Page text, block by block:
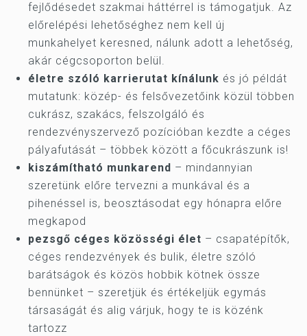
fejlődésedet szakmai háttérrel is támogatjuk. Az
előrelépési lehetőséghez nem kell új
munkahelyet keresned, nálunk adott a lehetőség,
akár cégcsoporton belül.
életre szóló karrierutat kínálunk és jó példát
mutatunk: közép- és felsővezetőink közül többen
cukrász, szakács, felszolgáló és
rendezvényszervező pozícióban kezdte a céges
pályafutását – többek között a főcukrászunk is!
kiszámítható munkarend – mindannyian
szeretünk előre tervezni a munkával és a
pihenéssel is, beosztásodat egy hónapra előre
megkapod
pezsgő céges közösségi élet – csapatépítők,
céges rendezvények és bulik, életre szóló
barátságok és közös hobbik kötnek össze
bennünket – szeretjük és értékeljük egymás
társaságát és alig várjuk, hogy te is közénk
tartozz